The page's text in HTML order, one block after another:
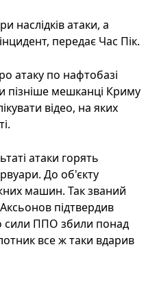
наслідків атаки, а
передає Час Пік.
атаку по нафтобазі
пізніше мешканці Криму
відео, на яких
атаки горять
До об'єкту
машин. Так званий
підтвердив
сили ППО збили понад
все ж таки вдарив